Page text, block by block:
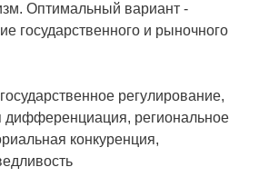
Оптимальный вариант -
государственного и рыночного
регулирование,
дифференциация, региональное
конкуренция,